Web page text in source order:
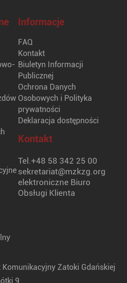
Informacje
FAQ
Kontakt
Biuletyn Informacji
Publicznej
Ochrona Danych
Osobowych i Polityka
prywatności
Deklaracja dostępności
Kontakt
Tel.+48 58 342 25 00
sekretariat@mzkzg.org
elektroniczne Biuro
Obsługi Klienta
Zatoki Gdańskiej
9